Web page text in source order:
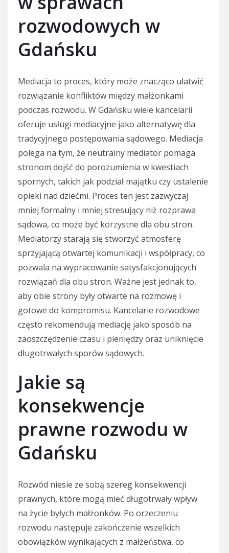
rozwodowych w
Gdańsku
Mediacja to proces, który może znacząco ułatwić
rozwiązanie konfliktów między małżonkami
podczas rozwodu. W Gdańsku wiele kancelarii
oferuje usługi mediacyjne jako alternatywę dla
tradycyjnego postępowania sądowego. Mediacja
polega na tym, że neutralny mediator pomaga
stronom dojść do porozumienia w kwestiach
spornych, takich jak podział majątku czy ustalenie
opieki nad dziećmi. Proces ten jest zazwyczaj
mniej formalny i mniej stresujący niż rozprawa
sądowa, co może być korzystne dla obu stron.
Mediatorzy starają się stworzyć atmosferę
sprzyjającą otwartej komunikacji i współpracy, co
pozwala na wypracowanie satysfakcjonujących
rozwiązań dla obu stron. Ważne jest jednak to,
aby obie strony były otwarte na rozmowę i
gotowe do kompromisu. Kancelarie rozwodowe
często rekomendują mediację jako sposób na
zaoszczędzenie czasu i pieniędzy oraz uniknięcie
długotrwałych sporów sądowych.
Jakie są
konsekwencje
prawne rozwodu w
Gdańsku
Rozwód niesie ze sobą szereg konsekwencji
prawnych, które mogą mieć długotrwały wpływ
na życie byłych małżonków. Po orzeczeniu
rozwodu następuje zakończenie wszelkich
obowiązków wynikających z małżeństwa, co